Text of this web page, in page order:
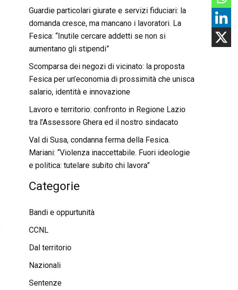
Guardie particolari giurate e servizi fiduciari: la
domanda cresce, ma mancano i lavoratori. La
Fesica: “Inutile cercare addetti se non si
aumentano gli stipendi”
Scomparsa dei negozi di vicinato: la proposta
Fesica per un’economia di prossimità che unisca
salario, identità e innovazione
Lavoro e territorio: confronto in Regione Lazio
tra l’Assessore Ghera ed il nostro sindacato
Val di Susa, condanna ferma della Fesica.
Mariani: “Violenza inaccettabile. Fuori ideologie
e politica: tutelare subito chi lavora”
Categorie
Bandi e oppurtunità
CCNL
Dal territorio
Nazionali
Sentenze